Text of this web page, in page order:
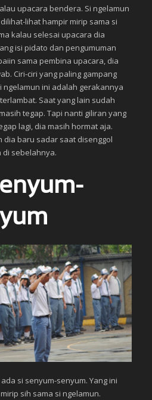
upacara bendera. Si ngelamun
lihat hampir mirip sama si
kalau selesai upacara dia
isi pidato dan pengumuman
sama pembina upacara, dia
Ciri-ciri yang paling gampang
ngelamun ini adalah gerakannya
Saat yang lain sudah
tegap. Tapi nanti giliran yang
lagi, dia masih hormat aja.
dia baru sadar saat disenggol
di sebelahnya.
si senyum-senyum. Yang ini
sih sama si ngelamun.